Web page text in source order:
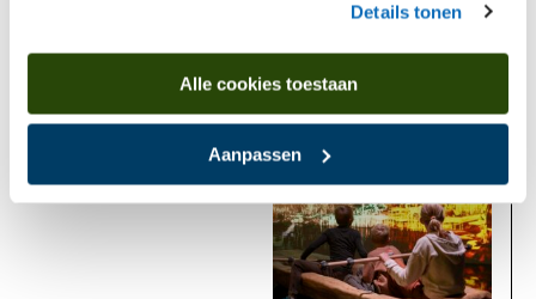
Details tonen
Alle cookies toestaan
Aanpassen
Is found in